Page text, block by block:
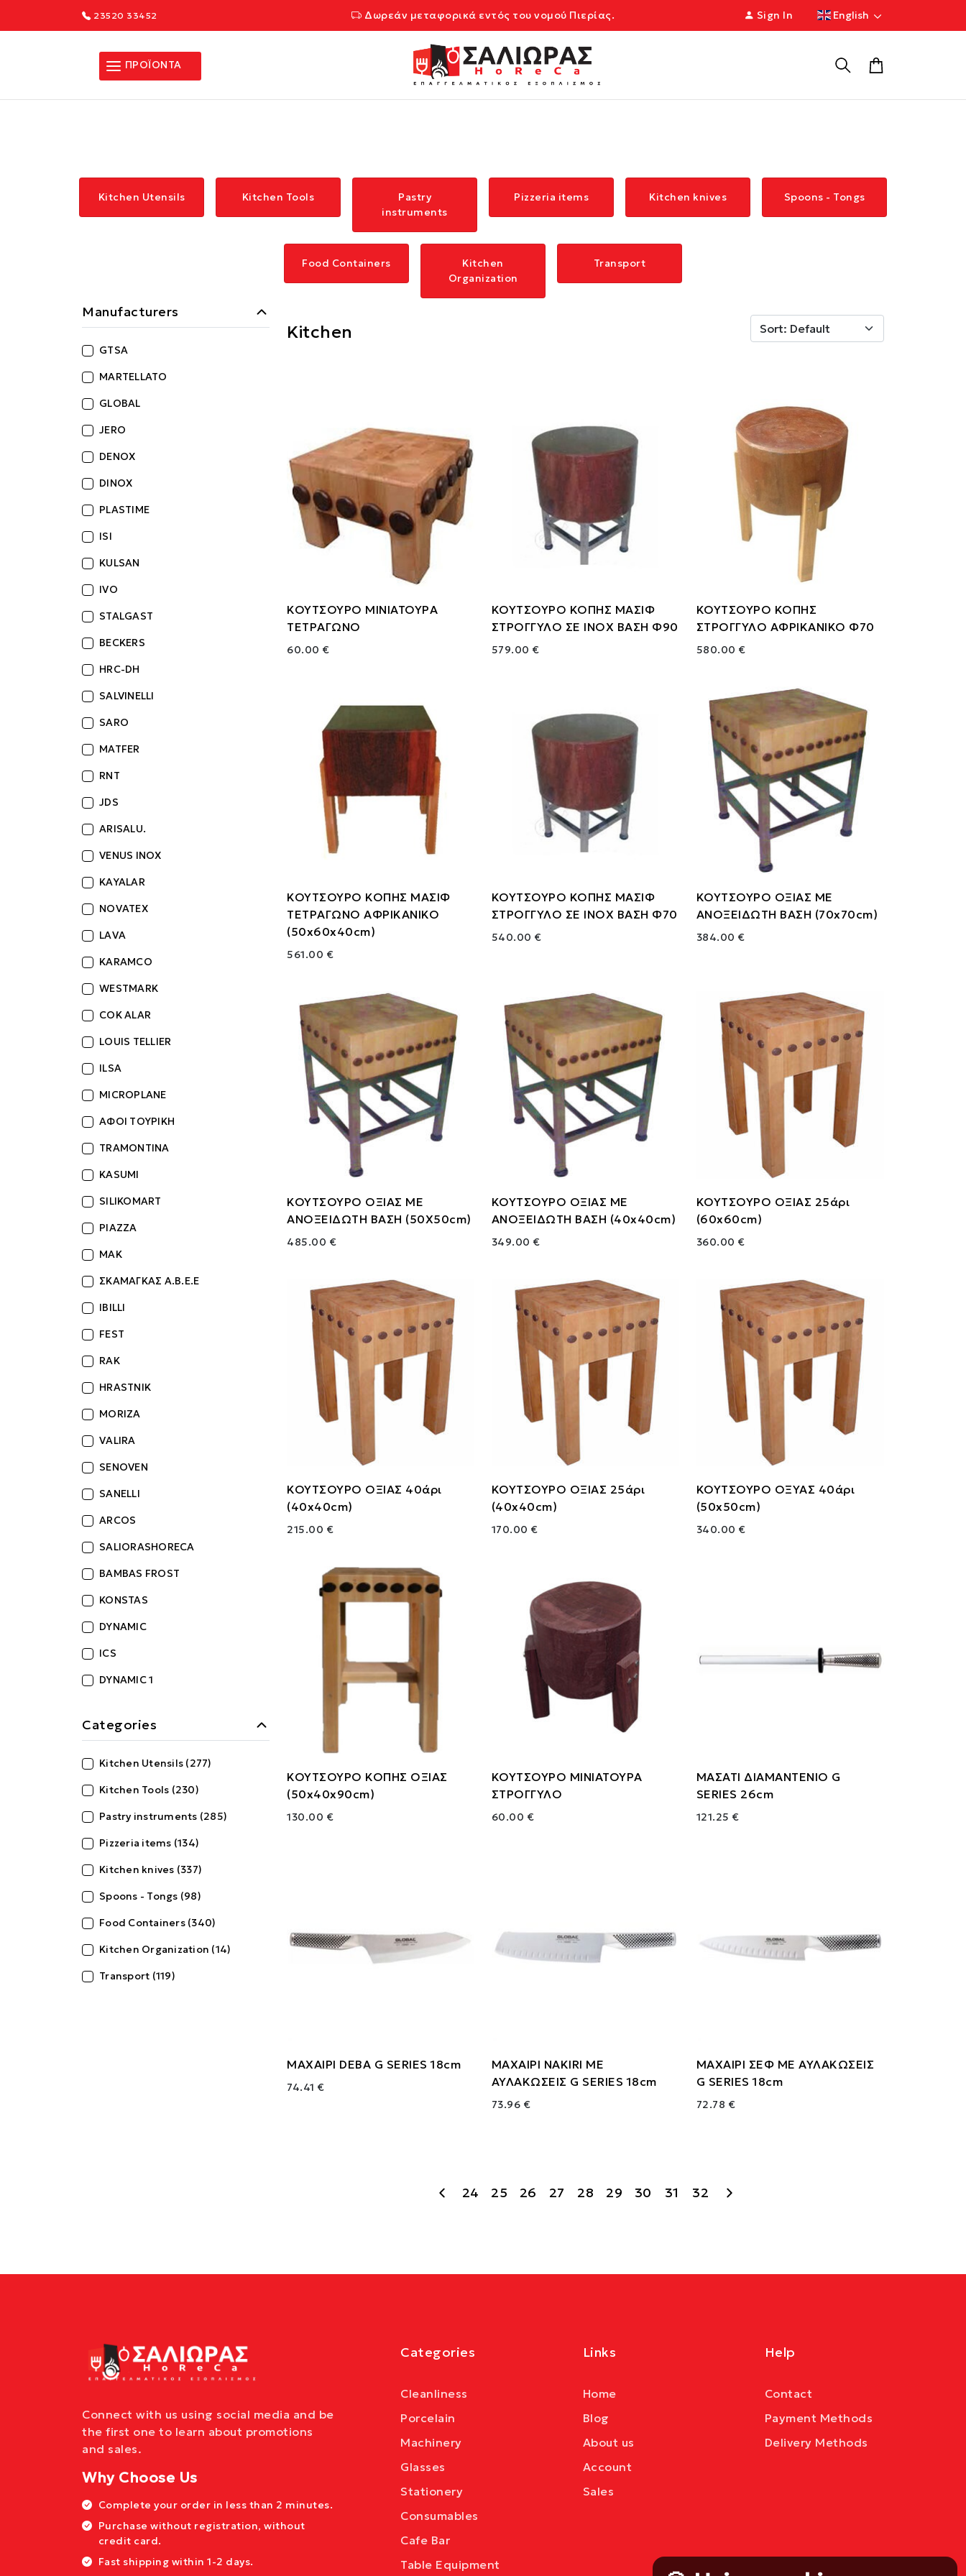
23520 33452 Δωρεάν μεταφορικά εντός του νομού Πιερίας. Sign In English
ΠΡΟΪΟΝΤΑ
Kitchen Utensils Kitchen Tools
Pastry
instruments
Pizzeria items Kitchen knives Spoons - Tongs
Food Containers
Kitchen
Organization
Transport
Kitchen
ΚΟΥΤΣΟΥΡΟ ΜΙΝΙΑΤΟΥΡΑ
ΤΕΤΡΑΓΩΝΟ
60.00 €
ΚΟΥΤΣΟΥΡΟ ΚΟΠΗΣ ΜΑΣΙΦ
ΣΤΡΟΓΓΥΛΟ ΣΕ ΙΝΟΧ ΒΑΣΗ Φ90
579.00 €
ΚΟΥΤΣΟΥΡΟ ΚΟΠΗΣ
ΣΤΡΟΓΓΥΛΟ ΑΦΡΙΚΑΝΙΚΟ Φ70
580.00 €
ΚΟΥΤΣΟΥΡΟ ΚΟΠΗΣ ΜΑΣΙΦ
ΤΕΤΡΑΓΩΝΟ ΑΦΡΙΚΑΝΙΚΟ
(50x60x40cm)
561.00 €
ΚΟΥΤΣΟΥΡΟ ΚΟΠΗΣ ΜΑΣΙΦ
ΣΤΡΟΓΓΥΛΟ ΣΕ ΙΝΟΧ ΒΑΣΗ Φ70
540.00 €
ΚΟΥΤΣΟΥΡΟ ΟΞΙΑΣ ΜΕ
ΑΝΟΞΕΙΔΩΤΗ ΒΑΣΗ (70x70cm)
384.00 €
ΚΟΥΤΣΟΥΡΟ ΟΞΙΑΣ ΜΕ
ΑΝΟΞΕΙΔΩΤΗ ΒΑΣΗ (50Χ50cm)
485.00 €
ΚΟΥΤΣΟΥΡΟ ΟΞΙΑΣ ΜΕ
ΑΝΟΞΕΙΔΩΤΗ ΒΑΣΗ (40x40cm)
349.00 €
ΚΟΥΤΣΟΥΡΟ ΟΞΙΑΣ 25άρι
(60x60cm)
360.00 €
ΚΟΥΤΣΟΥΡΟ ΟΞΙΑΣ 40άρι
(40x40cm)
215.00 €
ΚΟΥΤΣΟΥΡΟ ΟΞΙΑΣ 25άρι
(40x40cm)
170.00 €
ΚΟΥΤΣΟΥΡΟ ΟΞΥΑΣ 40άρι
(50x50cm)
340.00 €
ΚΟΥΤΣΟΥΡΟ ΚΟΠΗΣ ΟΞΙΑΣ
(50x40x90cm)
130.00 €
ΚΟΥΤΣΟΥΡΟ ΜΙΝΙΑΤΟΥΡΑ
ΣΤΡΟΓΓΥΛΟ
60.00 €
ΜΑΣΑΤΙ ΔΙΑΜΑΝΤΕΝΙΟ G
SERIES 26cm
121.25 €
ΜΑΧΑΙΡΙ DEBA G SERIES 18cm
74.41 €
ΜΑΧΑΙΡΙ NAKIRI ΜΕ
ΑΥΛΑΚΩΣΕΙΣ G SERIES 18cm
73.96 €
ΜΑΧΑΙΡΙ ΣΕΦ ΜΕ ΑΥΛΑΚΩΣΕΙΣ
G SERIES 18cm
72.78 €
24 25 26 27 28 29 30 31 32
Manufacturers
GTSA
MARTELLATO
GLOBAL
JERO
DENOX
DINOX
PLASTIME
ISI
KULSAN
IVO
STALGAST
BECKERS
HRC-DH
SALVINELLI
SARO
MATFER
RNT
JDS
ARISALU.
VENUS INOX
KAYALAR
NOVATEX
LAVA
KARAMCO
WESTMARK
COK ALAR
LOUIS TELLIER
ILSA
MICROPLANE
ΑΦΟΙ ΤΟΥΡΙΚΗ
TRAMONTINA
KASUMI
SILIKOMART
PIAZZA
MAK
ΣΚΑΜΑΓΚΑΣ Α.Β.Ε.Ε
IBILLI
FEST
RAK
HRASTNIK
MORIZA
VALIRA
SENOVEN
SANELLI
ARCOS
SALIORASHORECA
BAMBAS FROST
KONSTAS
DYNAMIC
ICS
DYNAMIC 1
Categories
Kitchen Utensils (277)
Kitchen Tools (230)
Pastry instruments (285)
Pizzeria items (134)
Kitchen knives (337)
Spoons - Tongs (98)
Food Containers (340)
Kitchen Organization (14)
Transport (119)
Connect with us using social media and be
the first one to learn about promotions
and sales.
Why Choose Us
Complete your order in less than 2 minutes.
Purchase without registration, without
credit card.
Fast shipping within 1-2 days.
Categories
Cleanliness
Porcelain
Machinery
Glasses
Stationery
Consumables
Cafe Bar
Table Equipment
Links
Home
Blog
About us
Account
Sales
Help
Contact
Payment Methods
Delivery Methods